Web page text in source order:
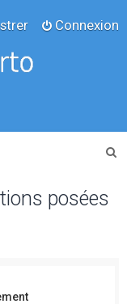
Connexion
posées